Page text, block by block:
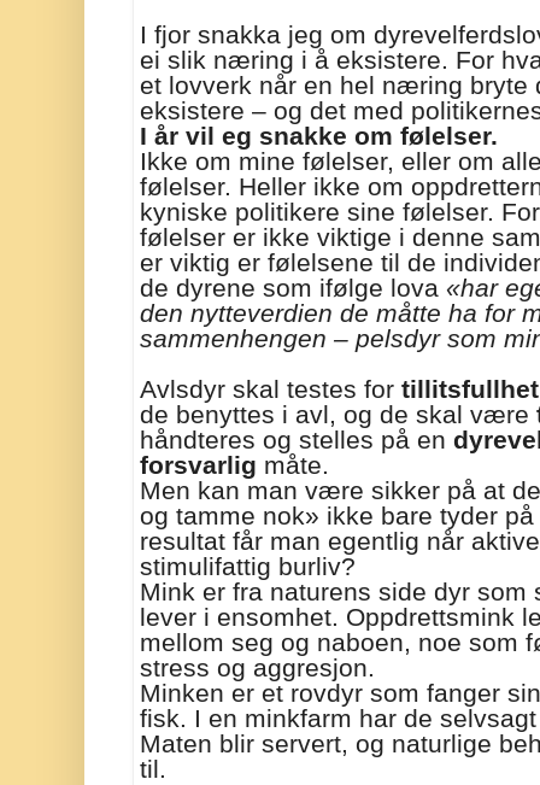
I fjor snakka jeg om
ei slik næring i å eksistere. For
et lovverk når en hel næring bryte
eksistere – og det med
I år vil eg snakke om følelser.
Ikke om mine følelser, eller om
følelser. Heller ikke om
kyniske politikere sine følelser.
følelser er ikke viktige i denne
er viktig er følelsene til de
de dyrene som ifølge lova «har
den nytteverdien de måtte ha for
sammenhengen – pelsdyr som
Avlsdyr skal testes for tillitsfullhet
de benyttes i avl, og de skal være
håndteres og stelles på en
forsvarlig måte.
Men kan man være sikker på at
og tamme nok» ikke bare tyder på
resultat får man egentlig når
stimulifattig burliv?
Mink er fra naturens side dyr som
lever i ensomhet. Oppdrettsmink
mellom seg og naboen, noe som
stress og aggresjon.
Minken er et rovdyr som fanger
fisk. I en minkfarm har de
Maten blir servert, og naturlige
til.